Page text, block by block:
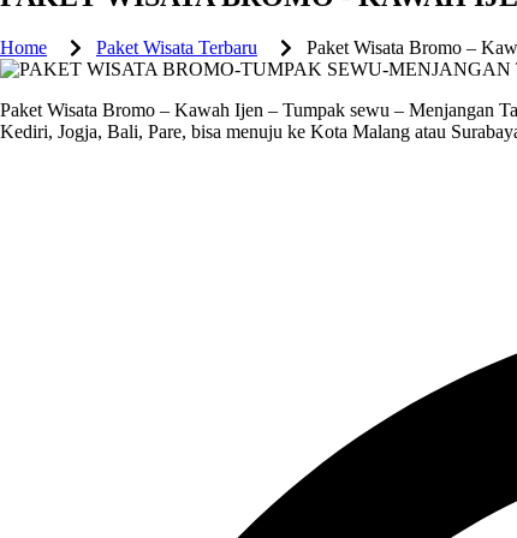
Home Paket Wisata Terbaru Paket Wisata Bromo –
Paket Wisata Bromo – Kawah Ijen – Tumpak sewu – Menjangan
Kediri, Jogja, Bali, Pare, bisa menuju ke Kota Malang atau